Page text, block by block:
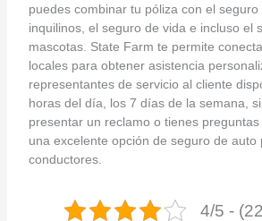
puedes combinar tu póliza con el
inquilinos, el seguro de vida e incluso el
mascotas. State Farm te permite
locales para obtener asistencia
representantes de servicio al cliente
horas del día, los 7 días de la semana,
presentar un reclamo o tienes
una excelente opción de seguro de auto
conductores.
4/5 -